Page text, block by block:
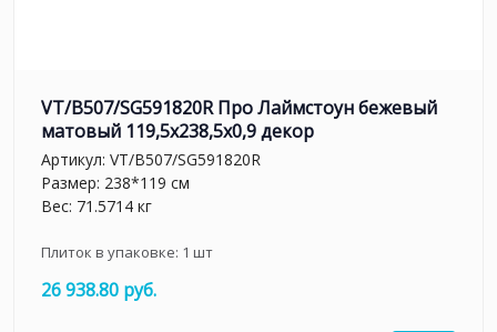
VT/B507/SG591820R Про Лаймстоун бежевый
матовый 119,5x238,5x0,9 декор
Артикул: VT/B507/SG591820R
Размер: 238*119 см
Вес: 71.5714 кг
Плиток в упаковке: 1 шт
26 938.80 руб.